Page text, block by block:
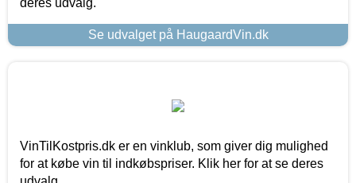
Se udvalget på HaugaardVin.dk
VinTilKostpris.dk er en vinklub, som giver dig mulighed
for at købe vin til indkøbspriser. Klik her for at se deres